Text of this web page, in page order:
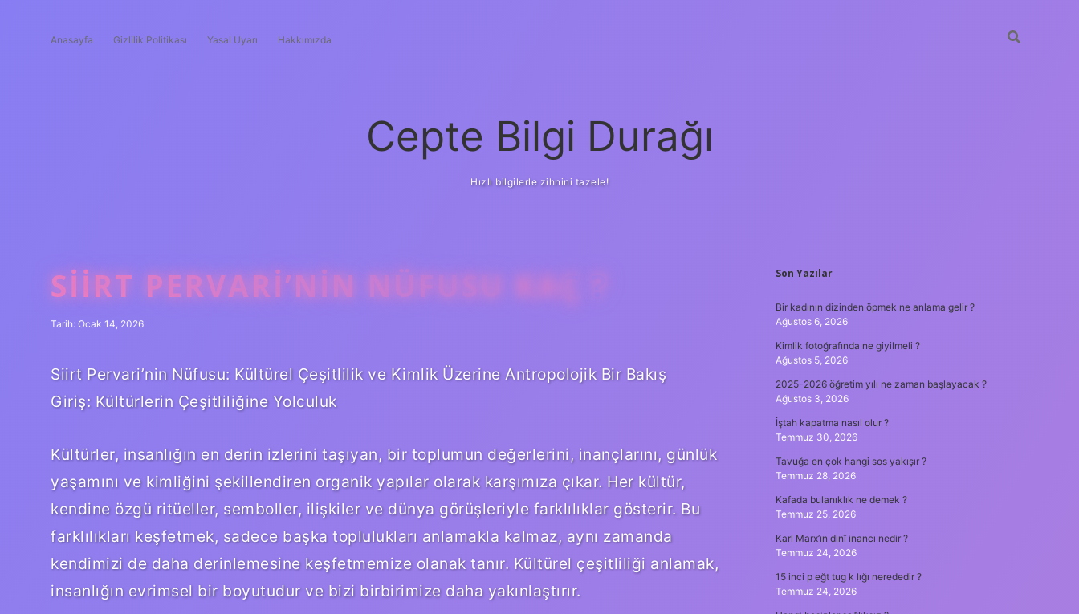
Anasayfa Gizlilik Politikası Yasal Uyarı Hakkımızda
Cepte Bilgi Durağı
Hızlı bilgilerle zihnini tazele!
SIIRT PERVARI’NIN NÜFUSU KAÇ ?
Tarih: Ocak 14, 2026
Siirt Pervari’nin Nüfusu: Kültürel Çeşitlilik ve Kimlik Üzerine Antropolojik Bir Bakış
Giriş: Kültürlerin Çeşitliliğine Yolculuk
Kültürler, insanlığın en derin izlerini taşıyan, bir toplumun değerlerini, inançlarını, günlük
yaşamını ve kimliğini şekillendiren organik yapılar olarak karşımıza çıkar. Her kültür,
kendine özgü ritüeller, semboller, ilişkiler ve dünya görüşleriyle farklılıklar gösterir. Bu
farklılıkları keşfetmek, sadece başka toplulukları anlamakla kalmaz, aynı zamanda
kendimizi de daha derinlemesine keşfetmemize olanak tanır. Kültürel çeşitliliği anlamak,
insanlığın evrimsel bir boyutudur ve bizi birbirimize daha yakınlaştırır.
SIDEBAR
Son Yazılar
Bir kadının dizinden öpmek ne anlama gelir ?
Ağustos 6, 2026
Kimlik fotoğrafında ne giyilmeli ?
Ağustos 5, 2026
2025-2026 öğretim yılı ne zaman başlayacak ?
Ağustos 3, 2026
İştah kapatma nasıl olur ?
Temmuz 30, 2026
Tavuğa en çok hangi sos yakışır ?
Temmuz 28, 2026
Kafada bulanıklık ne demek ?
Temmuz 25, 2026
Karl Marx’ın dinî inancı nedir ?
Temmuz 24, 2026
15 inci p eğt tug k lığı nerededir ?
Temmuz 24, 2026